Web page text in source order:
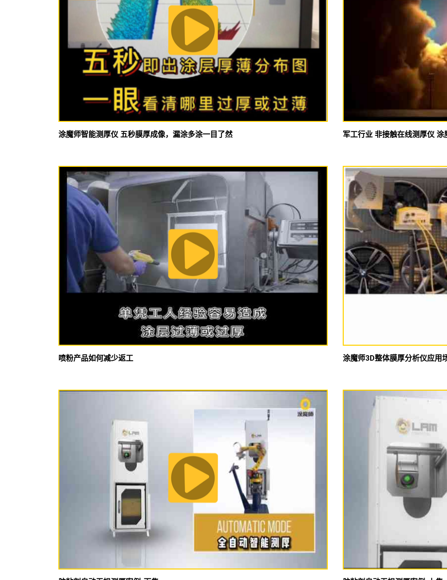
涂魔师智能测厚仪 五秒膜厚成像，漏涂多涂一目了然 军工行业 非接触在线测厚仪 涂
喷粉产品如何减少返工 涂魔师3D整体膜厚分析仪应用